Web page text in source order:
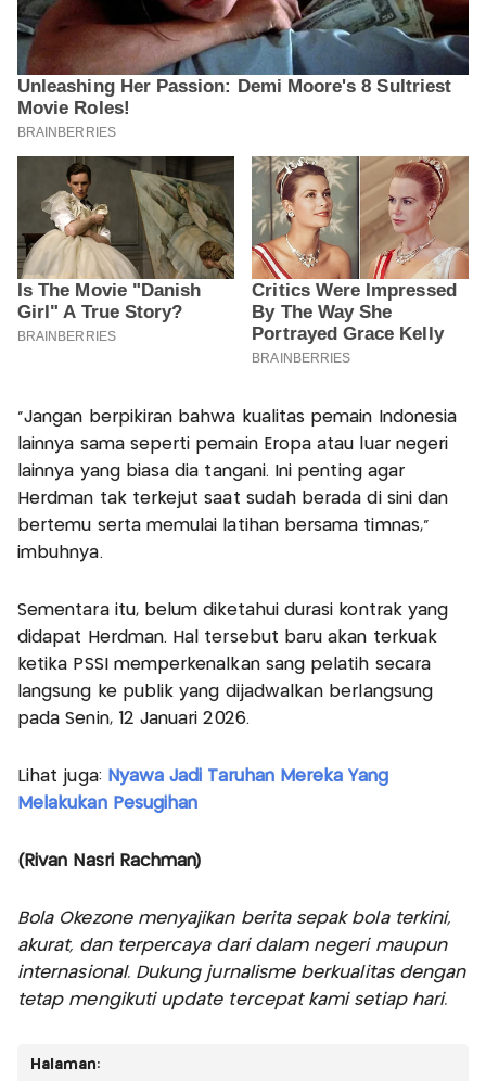
“Jangan berpikiran bahwa kualitas pemain Indonesia
lainnya sama seperti pemain Eropa atau luar negeri
lainnya yang biasa dia tangani. Ini penting agar
Herdman tak terkejut saat sudah berada di sini dan
bertemu serta memulai latihan bersama timnas,”
imbuhnya.
Sementara itu, belum diketahui durasi kontrak yang
didapat Herdman. Hal tersebut baru akan terkuak
ketika PSSI memperkenalkan sang pelatih secara
langsung ke publik yang dijadwalkan berlangsung
pada Senin, 12 Januari 2026.
Lihat juga: Nyawa Jadi Taruhan Mereka Yang
Melakukan Pesugihan
(Rivan Nasri Rachman)
Bola Okezone menyajikan berita sepak bola terkini,
akurat, dan terpercaya dari dalam negeri maupun
internasional. Dukung jurnalisme berkualitas dengan
tetap mengikuti update tercepat kami setiap hari.
Halaman: